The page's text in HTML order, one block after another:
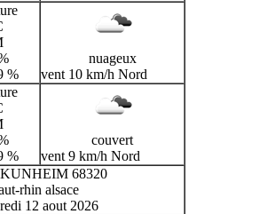
%
nuageux
vent 10 km/h Nord
%
couvert
vent 9 km/h Nord
KUNHEIM 68320
rhin alsace
12 aout 2026